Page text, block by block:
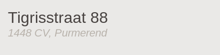
Tigrisstraat 88
1448 CV, Purmerend